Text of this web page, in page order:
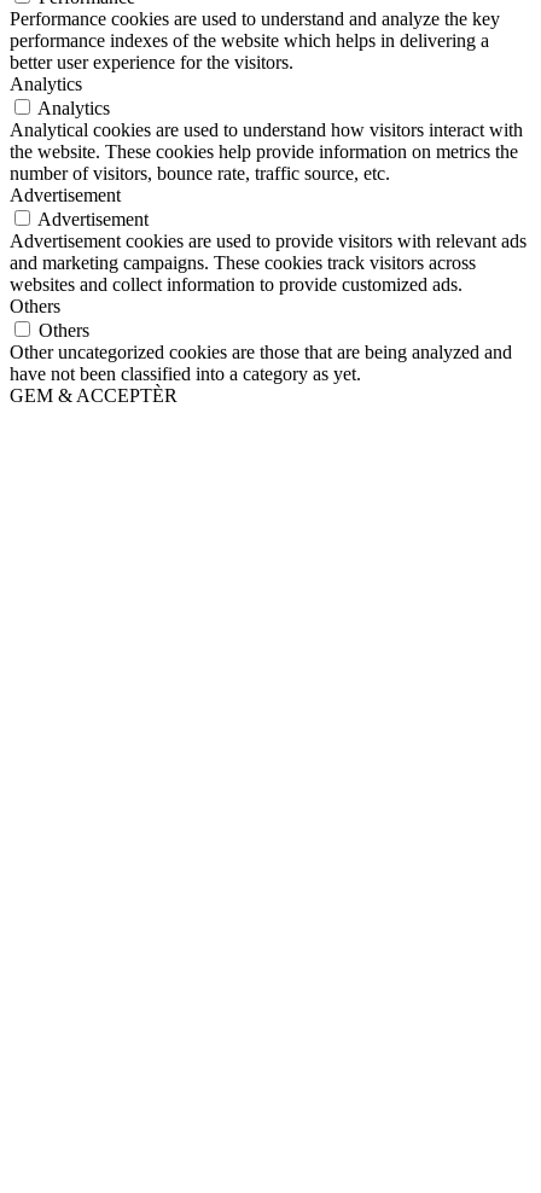
Performance cookies are used to understand and analyze the key
performance indexes of the website which helps in delivering a
better user experience for the visitors.
Analytics
Analytics
Analytical cookies are used to understand how visitors interact with
the website. These cookies help provide information on metrics the
number of visitors, bounce rate, traffic source, etc.
Advertisement
Advertisement
Advertisement cookies are used to provide visitors with relevant ads
and marketing campaigns. These cookies track visitors across
websites and collect information to provide customized ads.
Others
Others
Other uncategorized cookies are those that are being analyzed and
have not been classified into a category as yet.
GEM & ACCEPTÈR